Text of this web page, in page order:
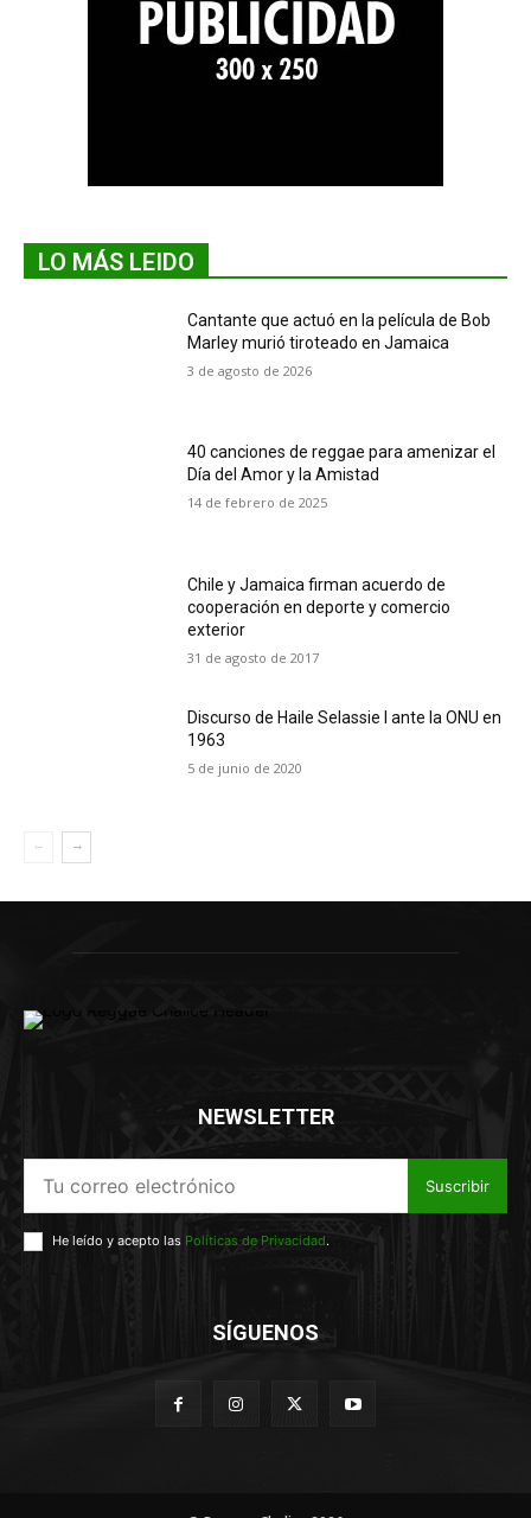
LO MÁS LEIDO
Cantante que actuó en la película de Bob
Marley murió tiroteado en Jamaica
3 de agosto de 2026
40 canciones de reggae para amenizar el
Día del Amor y la Amistad
14 de febrero de 2025
Chile y Jamaica firman acuerdo de
cooperación en deporte y comercio
exterior
31 de agosto de 2017
Discurso de Haile Selassie I ante la ONU en
1963
5 de junio de 2020
NEWSLETTER
Suscribir
He leído y acepto las Políticas de Privacidad.
SÍGUENOS